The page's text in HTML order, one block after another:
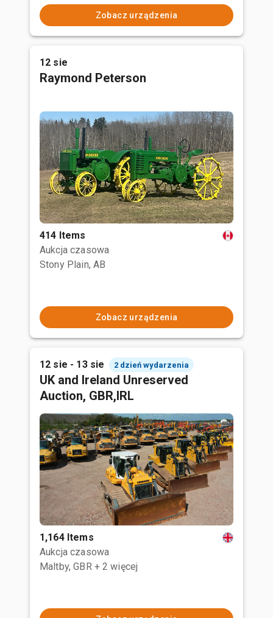
Zobacz urządzenia
12 sie
Raymond Peterson
414 Items
Aukcja czasowa
Stony Plain, AB
Zobacz urządzenia
12 sie - 13 sie 2 dzień wydarzenia
UK and Ireland Unreserved
Auction, GBR,IRL
1,164 Items
Aukcja czasowa
Maltby, GBR + 2 więcej